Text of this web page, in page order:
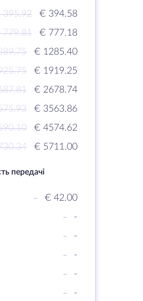
395.92
€ 394.58
779.81
€ 777.18
€ 1285.40
€ 1919.25
€ 2678.74
€ 3563.86
€ 4574.62
€ 5711.00
передачі
-
€ 42.00
-
-
-
-
-
-
-
-
-
-